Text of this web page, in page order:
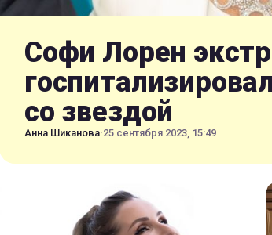
Софи Лорен
со звездой
Анна Шиканова·25 сентября 2023, 15:49